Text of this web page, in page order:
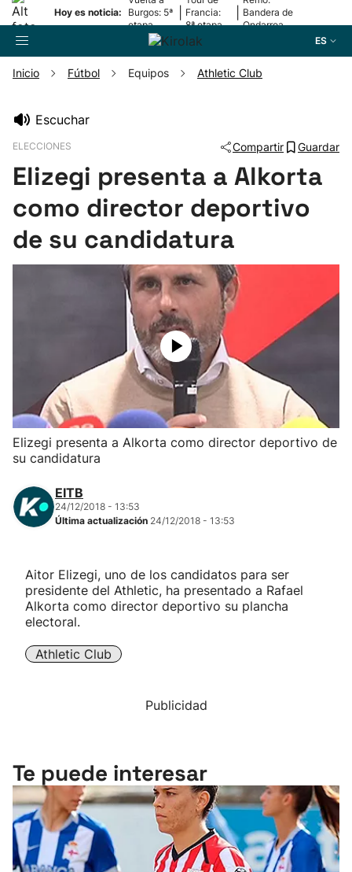
Hoy es noticia:
Burgos: 5ª
etapa
Francia:
8ª etapa
Bandera de
Ondarroa
ES
Pelota
Remo
Herri-kirolak
Balonmano
Kirolak 360
Atletismo
Más deportes
Inicio Fútbol Equipos Athletic Club
Escuchar
ELECCIONES Compartir Guardar
Elizegi presenta a Alkorta
como director deportivo
de su candidatura
Elizegi presenta a Alkorta como director deportivo de
su candidatura
EITB
24/12/2018 - 13:53
Última actualización 24/12/2018 - 13:53
Aitor Elizegi, uno de los candidatos para ser
presidente del Athletic, ha presentado a Rafael
Alkorta como director deportivo su plancha
electoral.
Athletic Club
Publicidad
Te puede interesar